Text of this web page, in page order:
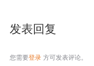
发表回复
您需要登录 方可发表评论。